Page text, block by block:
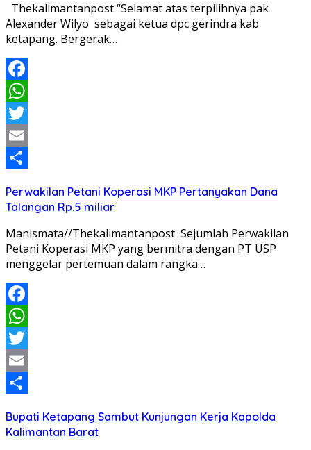
Thekalimantanpost “Selamat atas terpilihnya pak
Alexander Wilyo sebagai ketua dpc gerindra kab
ketapang. Bergerak…
Facebook
WhatsApp
Twitter
Email
Perwakilan Petani Koperasi MKP Pertanyakan Dana
Talangan Rp.5 miliar
Manismata//Thekalimantanpost Sejumlah Perwakilan
Petani Koperasi MKP yang bermitra dengan PT USP
menggelar pertemuan dalam rangka…
Facebook
WhatsApp
Twitter
Email
Bupati Ketapang Sambut Kunjungan Kerja Kapolda
Kalimantan Barat